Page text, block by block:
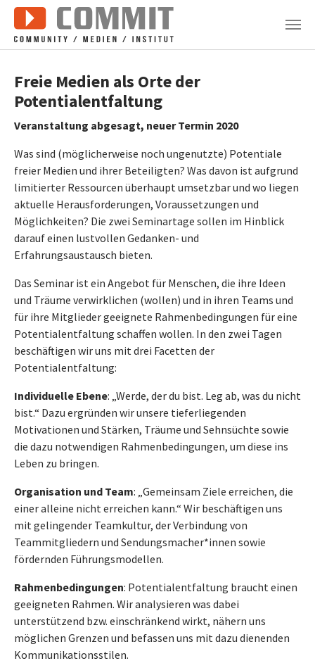
Zum Hauptinhalt springen
Freie Medien als Orte der
Potentialentfaltung
Veranstaltung abgesagt, neuer Termin 2020
Was sind (möglicherweise noch ungenutzte) Potentiale
freier Medien und ihrer Beteiligten? Was davon ist aufgrund
limitierter Ressourcen überhaupt umsetzbar und wo liegen
aktuelle Herausforderungen, Voraussetzungen und
Möglichkeiten? Die zwei Seminartage sollen im Hinblick
darauf einen lustvollen Gedanken- und
Erfahrungsaustausch bieten.
Das Seminar ist ein Angebot für Menschen, die ihre Ideen
und Träume verwirklichen (wollen) und in ihren Teams und
für ihre Mitglieder geeignete Rahmenbedingungen für eine
Potentialentfaltung schaffen wollen. In den zwei Tagen
beschäftigen wir uns mit drei Facetten der
Potentialentfaltung:
Individuelle Ebene: „Werde, der du bist. Leg ab, was du nicht
bist.“ Dazu ergründen wir unsere tieferliegenden
Motivationen und Stärken, Träume und Sehnsüchte sowie
die dazu notwendigen Rahmenbedingungen, um diese ins
Leben zu bringen.
Organisation und Team: „Gemeinsam Ziele erreichen, die
einer alleine nicht erreichen kann.“ Wir beschäftigen uns
mit gelingender Teamkultur, der Verbindung von
Teammitgliedern und Sendungsmacher*innen sowie
fördernden Führungsmodellen.
Rahmenbedingungen: Potentialentfaltung braucht einen
geeigneten Rahmen. Wir analysieren was dabei
unterstützend bzw. einschränkend wirkt, nähern uns
möglichen Grenzen und befassen uns mit dazu dienenden
Kommunikationsstilen.